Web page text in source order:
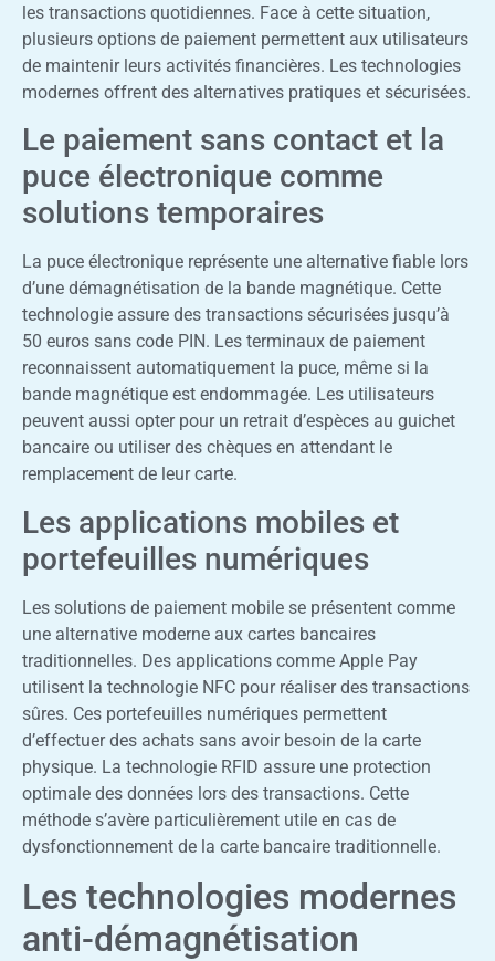
les transactions quotidiennes. Face à cette situation,
plusieurs options de paiement permettent aux utilisateurs
de maintenir leurs activités financières. Les technologies
modernes offrent des alternatives pratiques et sécurisées.
Le paiement sans contact et la
puce électronique comme
solutions temporaires
La puce électronique représente une alternative fiable lors
d’une démagnétisation de la bande magnétique. Cette
technologie assure des transactions sécurisées jusqu’à
50 euros sans code PIN. Les terminaux de paiement
reconnaissent automatiquement la puce, même si la
bande magnétique est endommagée. Les utilisateurs
peuvent aussi opter pour un retrait d’espèces au guichet
bancaire ou utiliser des chèques en attendant le
remplacement de leur carte.
Les applications mobiles et
portefeuilles numériques
Les solutions de paiement mobile se présentent comme
une alternative moderne aux cartes bancaires
traditionnelles. Des applications comme Apple Pay
utilisent la technologie NFC pour réaliser des transactions
sûres. Ces portefeuilles numériques permettent
d’effectuer des achats sans avoir besoin de la carte
physique. La technologie RFID assure une protection
optimale des données lors des transactions. Cette
méthode s’avère particulièrement utile en cas de
dysfonctionnement de la carte bancaire traditionnelle.
Les technologies modernes
anti-démagnétisation